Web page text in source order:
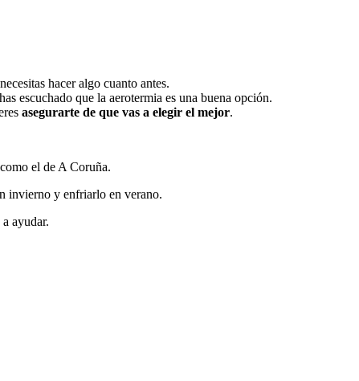
hacer algo cuanto antes.
escuchado que la aerotermia es una buena opción.
asegurarte de que vas a elegir el mejor.
el de A Coruña.
invierno y enfriarlo en verano.
ayudar.